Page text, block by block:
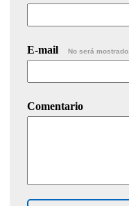
E-mail No será mostrado.
Comentario